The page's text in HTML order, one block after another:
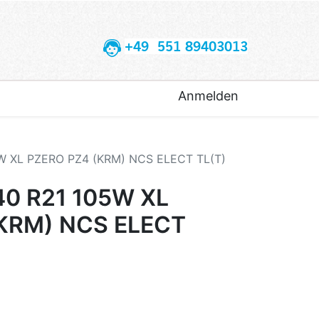
+49 551 89403013
Anmelden
XL PZERO PZ4 (KRM) NCS ELECT TL(T)
R21 105W XL
NCS ELECT